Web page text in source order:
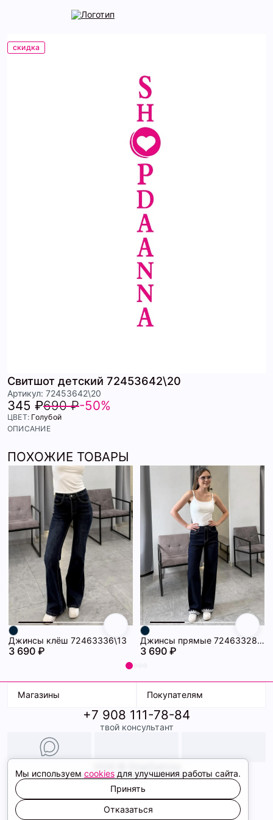
скидка
Свитшот детский 72453642\20
Артикул: 72453642\20
345 ₽690 ₽-50%
ЦВЕТ: Голубой
ОПИСАНИЕ
ПОХОЖИЕ ТОВАРЫ
Джинсы клёш 72463336\13
3 690 ₽
Джинсы прямые 72463328\13
3 690 ₽
Магазины
ТК Терминал
ТРК Континент
Покупателям
Доставка
Условия оплаты
Образы
+7 908 111-78-84
твой консультант
Политика конфиденциальности
Соглашение cookie
Сайт создали
Мы используем cookies для улучшения работы сайта.
Принять
Отказаться